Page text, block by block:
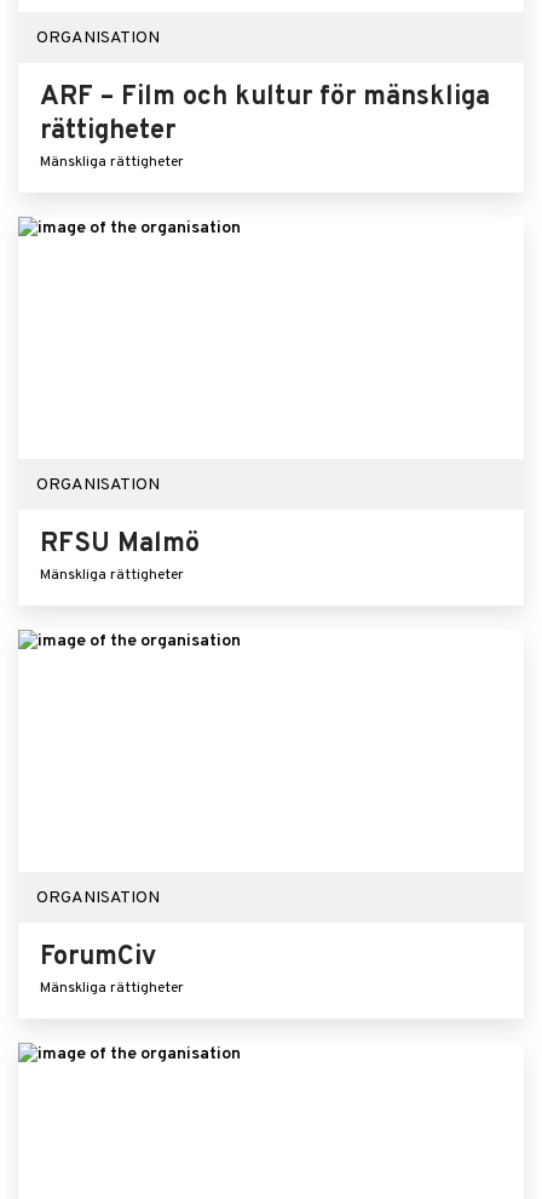
ORGANISATION
ARF – Film och kultur för mänskliga
rättigheter
Mänskliga rättigheter
ORGANISATION
RFSU Malmö
Mänskliga rättigheter
ORGANISATION
ForumCiv
Mänskliga rättigheter